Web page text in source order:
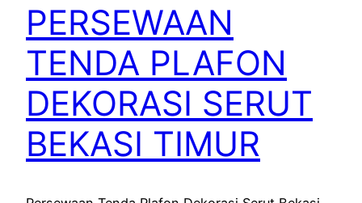
PERSEWAAN
TENDA PLAFON
DEKORASI SERUT
BEKASI TIMUR